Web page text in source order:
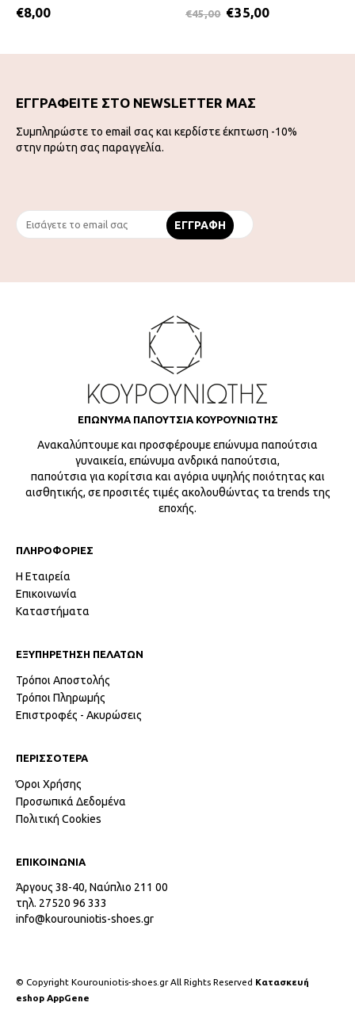
€8,00 €45,00 €35,00
ΕΓΓΡΑΦΕΙΤΕ ΣΤΟ NEWSLETTER ΜΑΣ
Συμπληρώστε το email σας και κερδίστε έκπτωση -10%
στην πρώτη σας παραγγελία.
ΕΠΩΝΥΜΑ ΠΑΠΟΥΤΣΙΑ ΚΟΥΡΟΥΝΙΩΤΗΣ
Ανακαλύπτουμε και προσφέρουμε επώνυμα παπούτσια
γυναικεία, επώνυμα ανδρικά παπούτσια,
παπούτσια για κορίτσια και αγόρια υψηλής ποιότητας και
αισθητικής, σε προσιτές τιμές ακολουθώντας τα trends της
εποχής.
ΠΛΗΡΟΦΟΡΙΕΣ
Η Εταιρεία
Επικοινωνία
Καταστήματα
ΕΞΥΠΗΡΕΤΗΣΗ ΠΕΛΑΤΩΝ
Τρόποι Αποστολής
Τρόποι Πληρωμής
Επιστροφές - Ακυρώσεις
ΠΕΡΙΣΣΟΤΕΡΑ
Όροι Χρήσης
Προσωπικά Δεδομένα
Πολιτική Cookies
ΕΠΙΚΟΙΝΩΝΙΑ
Άργους 38-40, Ναύπλιο 211 00
τηλ. 27520 96 333
info@kourouniotis-shoes.gr
© Copyright Kourouniotis-shoes.gr All Rights Reserved Κατασκευή
eshop AppGene